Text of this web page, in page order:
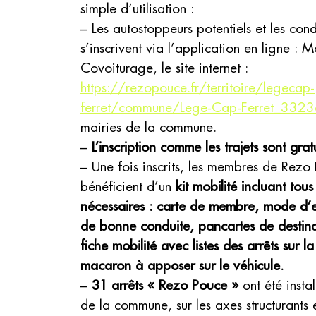
simple d’utilisation :
– Les autostoppeurs potentiels et les
s’inscrivent via l’application en ligne :
Covoiturage, le site internet :
https://rezopouce.fr/territoire/legecap-
ferret/commune/Lege-Cap-
mairies de la commune.
– L’inscription comme les trajets sont
– Une fois inscrits, les membres de Rezo
bénéficient d’un kit mobilité incluant tous
nécessaires : carte de membre, mode
de bonne conduite, pancartes de
fiche mobilité avec listes des arrêts sur
macaron à apposer sur le véhicule.
– 31 arrêts « Rezo Pouce »ont été
de la commune, sur les axes structurants